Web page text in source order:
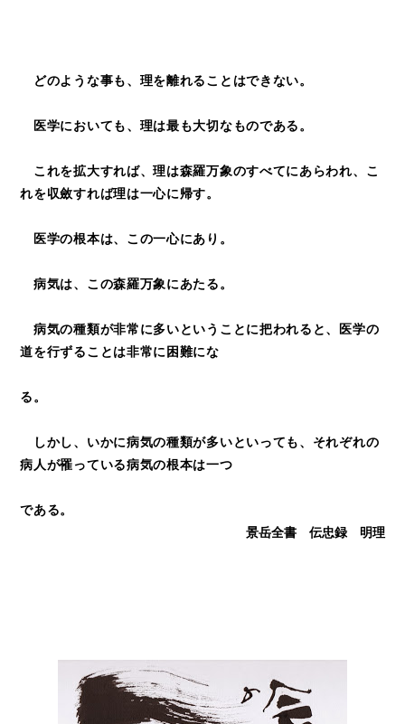
どのような事も、理を離れることはできない。
医学においても、理は最も大切なものである。
これを拡大すれば、理は森羅万象のすべてにあらわれ、こ
れを収斂すれば理は一心に帰す。
医学の根本は、この一心にあり。
病気は、この森羅万象にあたる。
病気の種類が非常に多いということに把われると、医学の
道を行ずることは非常に困難にな
る。
しかし、いかに病気の種類が多いといっても、それぞれの
病人が罹っている病気の根本は一つ
である。
景岳全書 伝忠録 明理